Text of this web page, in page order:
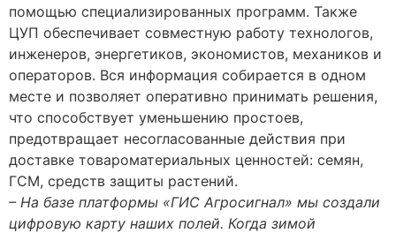
помощью специализированных программ. Также
ЦУП обеспечивает совместную работу технологов,
инженеров, энергетиков, экономистов, механиков и
операторов. Вся информация собирается в одном
месте и позволяет оперативно принимать решения,
что способствует уменьшению простоев,
предотвращает несогласованные действия при
доставке товароматериальных ценностей: семян,
ГСМ, средств защиты растений.
– На базе платформы «ГИС Агросигнал» мы создали
цифровую карту наших полей. Когда зимой